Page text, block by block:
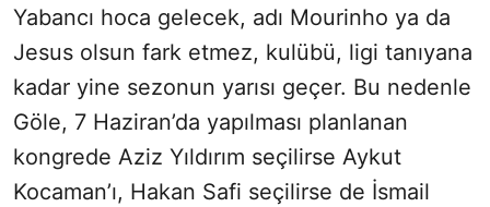
Yabancı hoca gelecek, adı Mourinho ya da
Jesus olsun fark etmez, kulübü, ligi tanıyana
kadar yine sezonun yarısı geçer. Bu nedenle
Göle, 7 Haziran’da yapılması planlanan
kongrede Aziz Yıldırım seçilirse Aykut
Kocaman’ı, Hakan Safi seçilirse de İsmail